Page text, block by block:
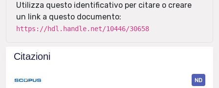
Utilizza questo identificativo per citare o creare
un link a questo documento:
https://hdl.handle.net/10446/30658
Citazioni
ND